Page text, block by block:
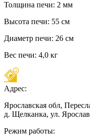
Толщина печи: 2 мм
Высота печи: 55 см
Диаметр печи: 26 см
Вес печи: 4,0 кг
Адрес:
Ярославская обл,
д. Щелканка, ул.
Режим работы: